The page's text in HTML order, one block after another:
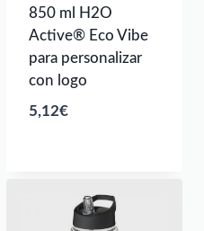
850 ml H2O
Active® Eco Vibe
para personalizar
con logo
5,12€